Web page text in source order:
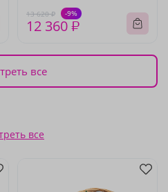
13 620 ₽ -9%
12 360 ₽
все
все